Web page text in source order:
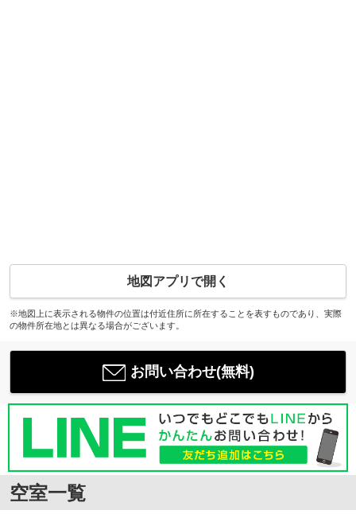
地図アプリで開く
※地図上に表示される物件の位置は付近住所に所在することを表すものであり、実際
の物件所在地とは異なる場合がございます。
お問い合わせ(無料)
空室一覧